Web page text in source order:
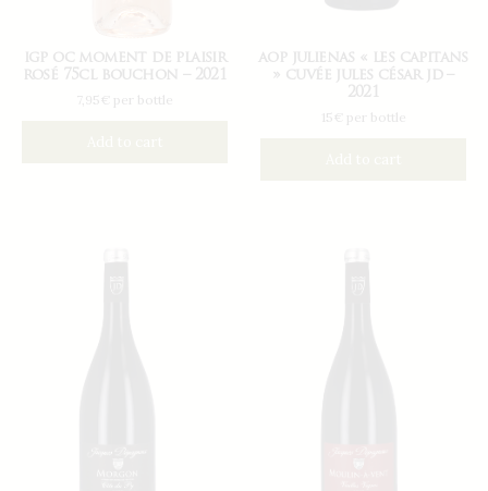
igp oc moment de plaisir
rosé 75cl bouchon – 2021
7,95€ per bottle
aop julienas « les capitans
» cuvée jules césar jd –
2021
15€ per bottle